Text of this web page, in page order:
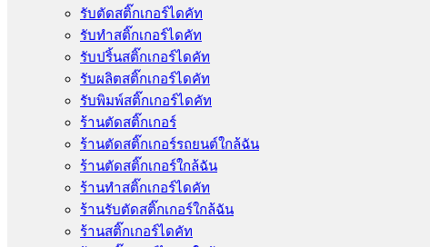
รับตัดสติ๊กเกอร์ไดคัท
รับทําสติ๊กเกอร์ไดคัท
รับปริ้นสติ๊กเกอร์ไดคัท
รับผลิตสติ๊กเกอร์ไดคัท
รับพิมพ์สติ๊กเกอร์ไดคัท
ร้านตัดสติ๊กเกอร์
ร้านตัดสติ๊กเกอร์รถยนต์ใกล้ฉัน
ร้านตัดสติ๊กเกอร์ใกล้ฉัน
ร้านทําสติ๊กเกอร์ไดคัท
ร้านรับตัดสติ๊กเกอร์ใกล้ฉัน
ร้านสติ๊กเกอร์ไดคัท